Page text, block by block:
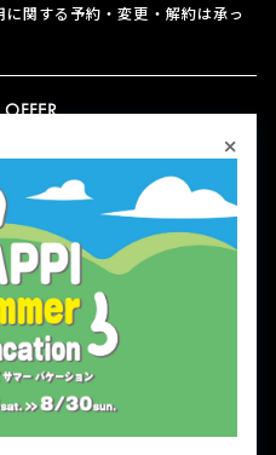
関する予約・変更・解約は承っ
OFFER
ショップ
関連施設
資料ダウンロード
×